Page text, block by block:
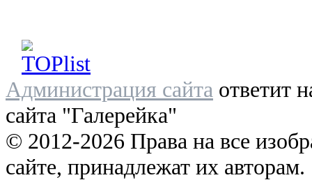
Администрация сайта ответит
сайта "Галерейка"
© 2012-2026 Права на все
сайте, принадлежат их авторам.